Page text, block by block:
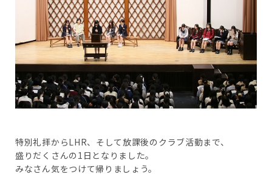
特別礼拝からLHR、そして放課後のクラブ活動まで、
盛りだくさんの1日となりました。
みなさん気をつけて帰りましょう。